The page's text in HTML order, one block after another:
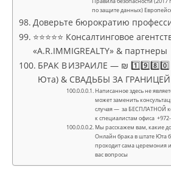
по защите данных)
Доверьте бюрократию
⭐⭐⭐⭐⭐ Консалтинговое
«A.R.IMMIGREALTY» & партнеры
БРАК В ИЗРАИЛЕ — ₪
Юта) & СВАДЬБЫ ЗА ГРАНИЦЕЙ
Написанное здесь не
может заменить
случая — за БЕСПЛАТНОЙ
к специалистам офиса
Мы расскажем вам, какие
Онлайн брака в штате Юта
проходит сама церемония
вас вопросы